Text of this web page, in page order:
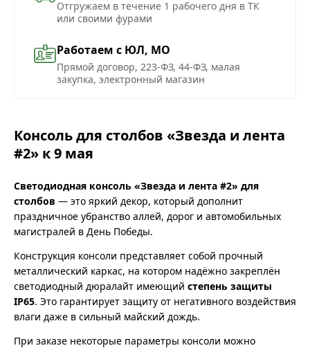
Отгружаем в течение 1 рабочего дня в ТК
или своими фурами
Работаем с ЮЛ, МО
Прямой договор, 223-ФЗ, 44-ФЗ, малая
закупка, электронный магазин
Консоль для столбов «Звезда и лента
#2» к 9 мая
Светодиодная консоль «Звезда и лента #2» для
столбов — это яркий декор, который дополнит
праздничное убранство аллей, дорог и автомобильных
магистралей в День Победы.
Конструкция консоли представляет собой прочный
металлический каркас, на котором надёжно закреплён
светодиодный дюралайт имеющий степень защиты
IP65. Это гарантирует защиту от негативного воздействия
влаги даже в сильный майский дождь.
При заказе некоторые параметры консоли можно